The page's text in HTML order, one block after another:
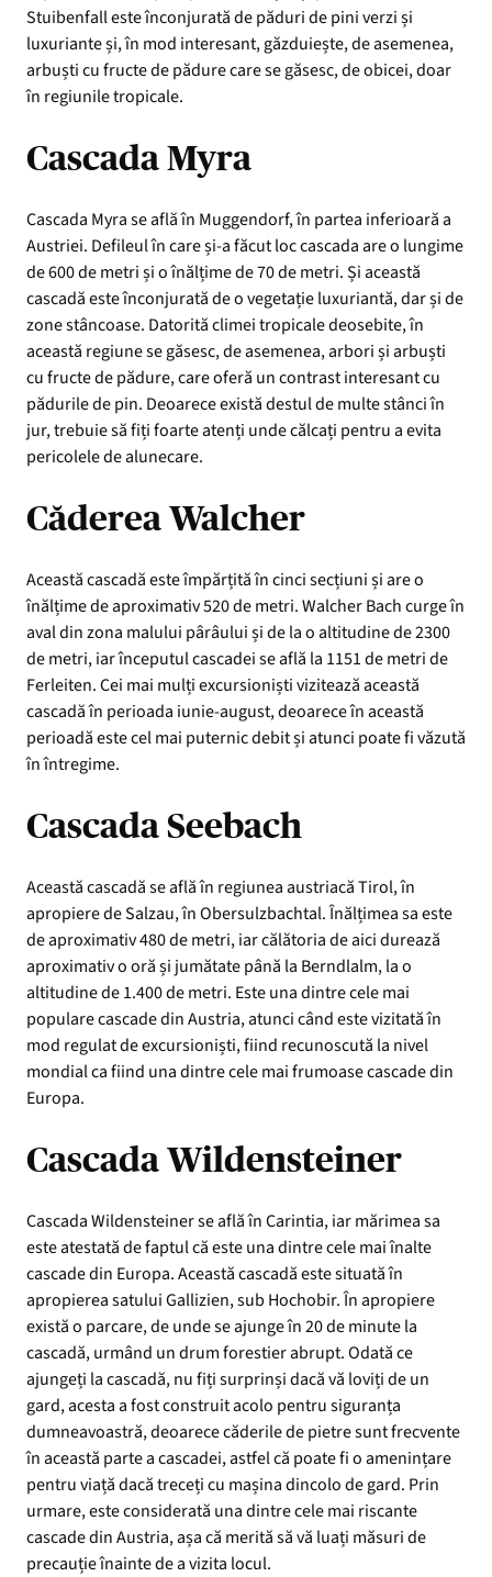
Stuibenfall este înconjurată de păduri de pini verzi și
luxuriante și, în mod interesant, găzduiește, de asemenea,
arbuști cu fructe de pădure care se găsesc, de obicei, doar
în regiunile tropicale.
Cascada Myra
Cascada Myra se află în Muggendorf, în partea inferioară a
Austriei. Defileul în care și-a făcut loc cascada are o lungime
de 600 de metri și o înălțime de 70 de metri. Și această
cascadă este înconjurată de o vegetație luxuriantă, dar și de
zone stâncoase. Datorită climei tropicale deosebite, în
această regiune se găsesc, de asemenea, arbori și arbuști
cu fructe de pădure, care oferă un contrast interesant cu
pădurile de pin. Deoarece există destul de multe stânci în
jur, trebuie să fiți foarte atenți unde călcați pentru a evita
pericolele de alunecare.
Căderea Walcher
Această cascadă este împărțită în cinci secțiuni și are o
înălțime de aproximativ 520 de metri. Walcher Bach curge în
aval din zona malului pârâului și de la o altitudine de 2300
de metri, iar începutul cascadei se află la 1151 de metri de
Ferleiten. Cei mai mulți excursioniști vizitează această
cascadă în perioada iunie-august, deoarece în această
perioadă este cel mai puternic debit și atunci poate fi văzută
în întregime.
Cascada Seebach
Această cascadă se află în regiunea austriacă Tirol, în
apropiere de Salzau, în Obersulzbachtal. Înălțimea sa este
de aproximativ 480 de metri, iar călătoria de aici durează
aproximativ o oră și jumătate până la Berndlalm, la o
altitudine de 1.400 de metri. Este una dintre cele mai
populare cascade din Austria, atunci când este vizitată în
mod regulat de excursioniști, fiind recunoscută la nivel
mondial ca fiind una dintre cele mai frumoase cascade din
Europa.
Cascada Wildensteiner
Cascada Wildensteiner se află în Carintia, iar mărimea sa
este atestată de faptul că este una dintre cele mai înalte
cascade din Europa. Această cascadă este situată în
apropierea satului Gallizien, sub Hochobir. În apropiere
există o parcare, de unde se ajunge în 20 de minute la
cascadă, urmând un drum forestier abrupt. Odată ce
ajungeți la cascadă, nu fiți surprinși dacă vă loviți de un
gard, acesta a fost construit acolo pentru siguranța
dumneavoastră, deoarece căderile de pietre sunt frecvente
în această parte a cascadei, astfel că poate fi o amenințare
pentru viață dacă treceți cu mașina dincolo de gard. Prin
urmare, este considerată una dintre cele mai riscante
cascade din Austria, așa că merită să vă luați măsuri de
precauție înainte de a vizita locul.